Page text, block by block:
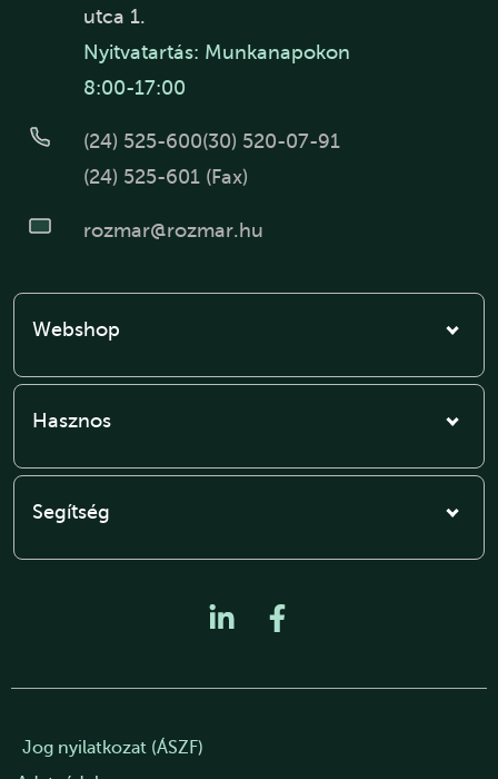
utca 1.
Nyitvatartás: Munkanapokon
8:00-17:00
(24) 525-600(30) 520-07-91
(24) 525-601 (Fax)
rozmar@rozmar.hu
Webshop
Hasznos
Segítség
Jog nyilatkozat (ÁSZF)